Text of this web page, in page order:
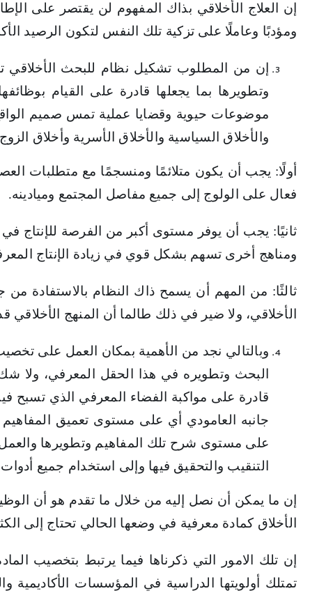
إن العلاج الأخلاقي بذاك المفهوم لن يقتصر على
ومؤدبًا وعاملًا على تزكية تلك النفس لتكون الرصيد
إن من المطلوب تشكيل نظام للبحث الأخلاقي
وتطويرها بما يجعلها قادرة على القيام
موضوعات حيوية وقضايا عملية تمس صميم الواقع
والأخلاق السياسية والأخلاق الأسرية وأخلاق
أولًا: يجب أن يكون متلائمًا ومنسجمًا مع متطلبات
فعال على الولوج إلى جميع مفاصل المجتمع وميادينه.
ثانيًا: يجب أن يوفر مستوى أكبر من الفرصة للإنتاج
ومناهج أخرى تسهم بشكل قوي في زيادة الإنتاج
ثالثًا: من المهم أن يسمح ذاك النظام بالاستفادة من
الأخلاقي، ولا ضير في ذلك طالما أن المنهج الأخلاقي
وبالتالي نجد من الأهمية بمكان العمل على
البحث وتطويره في هذا الحقل المعرفي، ولا
قادرة على مواكبة الفضاء المعرفي الذي تسبح
جانبه العامودي أي على مستوى تعميق المفاهيم
على مستوى شرح تلك المفاهيم وتطويرها والعمل
التنقيب والتحقيق فيها وإلى استخدام جميع
إن ما يمكن أن نصل إليه من خلال ما تقدم هو أن
الأخلاق كمادة معرفية في وضعها الحالي تحتاج إلى
إن تلك الامور التي ذكرناها فيما يرتبط بتخصيب
تمتلك أولويتها الدراسية في المؤسسات الأكاديمية